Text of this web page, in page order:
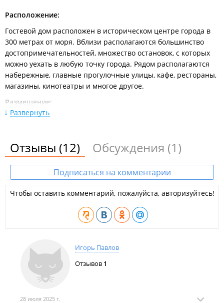
Расположение:
Гостевой дом расположен в историческом центре города в
300 метрах от моря. Вблизи располагаются большинство
достопримечательностей, множество остановок, с которых
можно уехать в любую точку города. Рядом располагаются
набережные, главные прогулочные улицы, кафе, рестораны,
магазины, кинотеатры и многое другое.
Размещение:
Гостевой дом находится в особняке, построенном в начале
Услуги питания:
электрическим чайником, микроволновой печью и посудой.
Поблизости есть кафе-пекарня "
Баба Тома
Пироги-
пельмени".
Фен для волос;
Русско и англоговорящий персонал;
Камера хранения багажа;
Размещение детей до 5 лет не допускается;
Размещение животных не допускается.
Развернуть
Отзывы (12) Обсуждения (1)
Подписаться на комментарии
Чтобы оставить комментарий, пожалуйста, авторизуйтесь!
Игорь Павлов
Отзывов 1
28 июля 2025 г.